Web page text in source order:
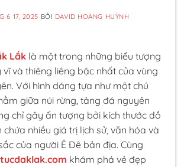
6 17, 2025 BỞI DAVID HOÀNG HUỲNH
Lắk là một trong những biểu tượng
vĩ và thiêng liêng bậc nhất của vùng
Với hình dáng tựa như một chú
giữa núi rừng, tảng đá nguyên
chỉ gây ấn tượng bởi kích thước đồ
nhiều giá trị lịch sử, văn hóa và
của người Ê Đê bản địa. Cùng
khám phá vẻ đẹp